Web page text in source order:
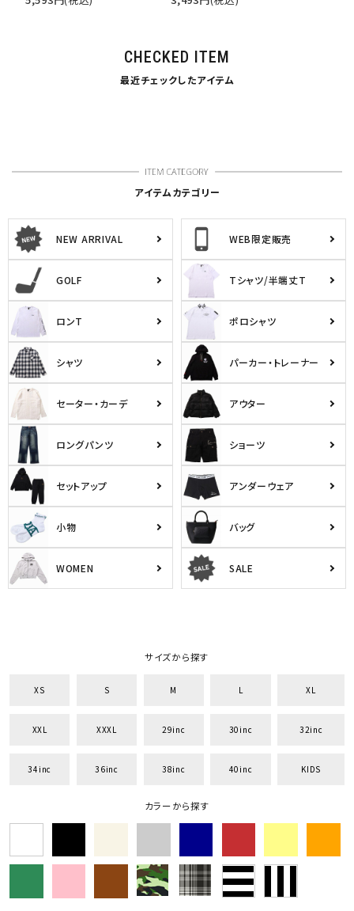
CHECKED ITEM
最近チェックしたアイテム
アイテムカテゴリー
NEW ARRIVAL WEB限定販売
GOLF Tシャツ/半端丈T
ロンT ポロシャツ
シャツ パーカー・トレーナー
セーター・カーデ アウター
ロングパンツ ショーツ
セットアップ アンダーウェア
小物 バッグ
WOMEN SALE
サイズから探す
XS S M L XL
XXL XXXL 29inc 30inc 32inc
34inc 36inc 38inc 40inc KIDS
カラーから探す